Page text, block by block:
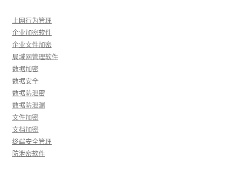
上网行为管理
企业加密软件
企业文件加密
局域网管理软件
数据加密
数据安全
数据防泄密
数据防泄漏
文件加密
文档加密
终端安全管理
防泄密软件